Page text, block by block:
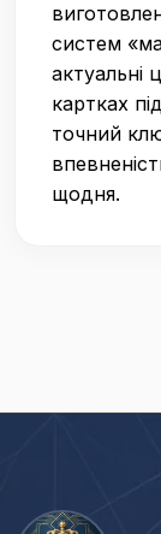
систем
актуальні
картках
точний
щодня.